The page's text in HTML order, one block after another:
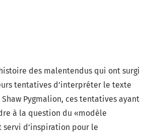
des malentendus qui ont surgi
tentatives d’interpréter le texte
Pygmalion, ces tentatives ayant
à la question du «modèle
d’inspiration pour le